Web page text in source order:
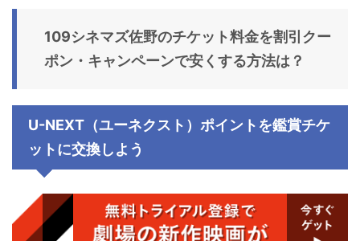
109シネマズ佐野のチケット料金を割引クー
ポン・キャンペーンで安くする方法は？
U-NEXT（ユーネクスト）ポイントを鑑賞チケ
ットに交換しよう